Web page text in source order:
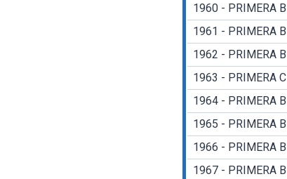
1960 - PRIMERA B
1961 - PRIMERA B
1962 - PRIMERA B
1963 - PRIMERA C
1964 - PRIMERA B
1965 - PRIMERA B
1966 - PRIMERA B
1967 - PRIMERA B